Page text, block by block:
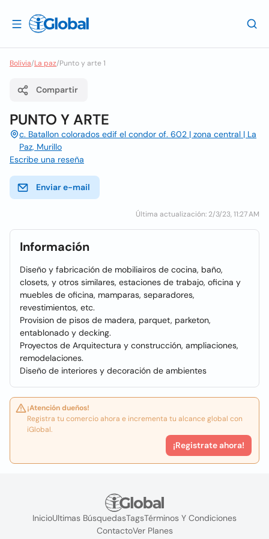
Bolivia/La paz/Punto y arte 1
Compartir
PUNTO Y ARTE
c. Batallon colorados edif el condor of. 602 | zona central | La
Paz, Murillo
Escribe una reseña
Enviar e-mail
Última actualización: 2/3/23, 11:27 AM
Información
Diseño y fabricación de mobiliairos de cocina, baño,
closets, y otros similares, estaciones de trabajo, oficina y
muebles de oficina, mamparas, separadores,
revestimientos, etc.
Provision de pisos de madera, parquet, parketon,
entablonado y decking.
Proyectos de Arquitectura y construcción, ampliaciones,
remodelaciones.
Diseño de interiores y decoración de ambientes
¡Atención dueños!
Registra tu comercio ahora e incrementa tu alcance global con
iGlobal.
¡Registrate ahora!
InicioUltimas BúsquedasTagsTérminos Y Condiciones
ContactoVer Planes